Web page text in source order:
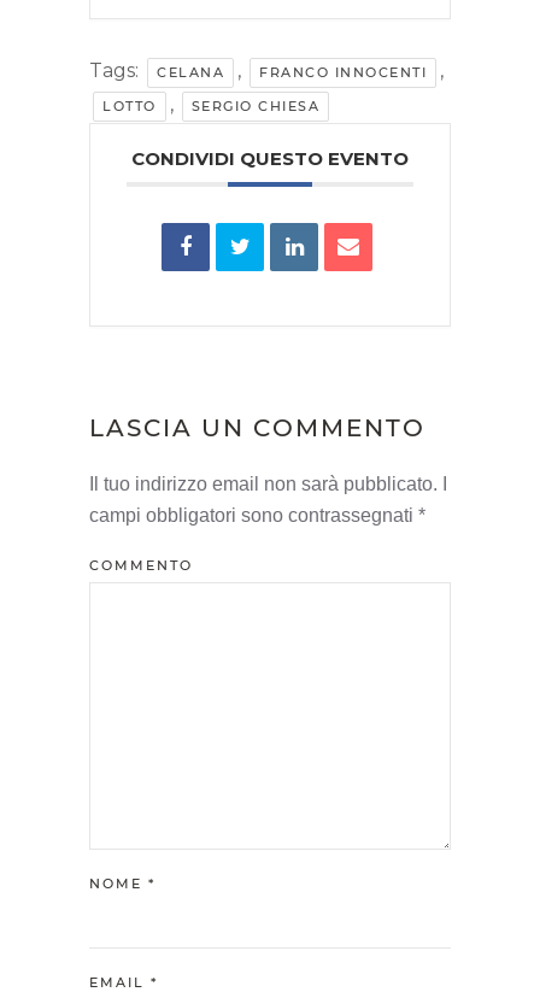
Tags: CELANA , FRANCO INNOCENTI ,
LOTTO , SERGIO CHIESA
CONDIVIDI QUESTO EVENTO
LASCIA UN COMMENTO
Il tuo indirizzo email non sarà pubblicato. I
campi obbligatori sono contrassegnati *
COMMENTO
NOME *
EMAIL *